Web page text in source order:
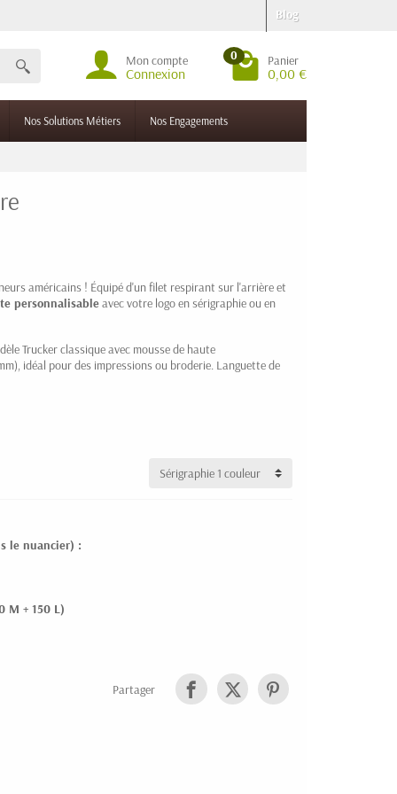
Blog
Mon compte
Connexion
0 Panier
0,00 €
Nos Solutions Métiers Nos Engagements
américains ! Équipé d'un filet respirant sur l'arrière et
personnalisableavec votre logo en sérigraphie ou en
Trucker classique avec mousse de haute
idéal pour des impressions ou broderie. Languette de
le nuancier) :
M + 150 L)
Partager